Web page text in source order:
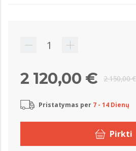
2 150,00 €
2 120,00 €
Pristatymas per 7 - 14 Dienų
Pirkti